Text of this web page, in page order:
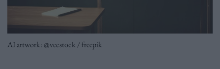
AI artwork: @vecstock / freepik